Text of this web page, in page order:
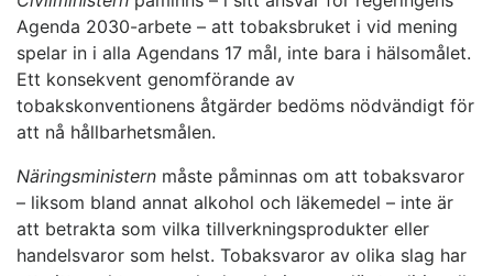
Agenda 2030-arbete – att tobaksbruket i vid mening
spelar in i alla Agendans 17 mål, inte bara i hälsomålet.
Ett konsekvent genomförande av
tobakskonventionens åtgärder bedöms nödvändigt för
att nå hållbarhetsmålen.
Näringsministern måste påminnas om att tobaksvaror
– liksom bland annat alkohol och läkemedel – inte är
att betrakta som vilka tillverkningsprodukter eller
handelsvaror som helst. Tobaksvaror av olika slag har